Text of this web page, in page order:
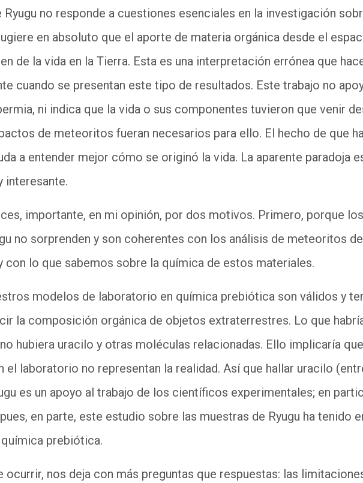
no responde a cuestiones esenciales en la investigación
en absoluto que el aporte de materia orgánica desde el
de la vida en la Tierra. Esta es una interpretación errónea que
cuando se presentan este tipo de resultados. Este trabajo no
ni indica que la vida o sus componentes tuvieron que venir
de meteoritos fueran necesarios para ello. El hecho de que
a entender mejor cómo se originó la vida. La aparente paradoja
interesante.
importante, en mi opinión, por dos motivos. Primero, porque
no sorprenden y son coherentes con los análisis de meteoritos
con lo que sabemos sobre la química de estos materiales.
modelos de laboratorio en química prebiótica son válidos y
la composición orgánica de objetos extraterrestres. Lo que
hubiera uracilo y otras moléculas relacionadas. Ello implicaría
el laboratorio no representan la realidad. Así que hallar uracilo
es un apoyo al trabajo de los científicos experimentales; en
en parte, este estudio sobre las muestras de Ryugu ha tenido
prebiótica.
ocurrir, nos deja con más preguntas que respuestas: las